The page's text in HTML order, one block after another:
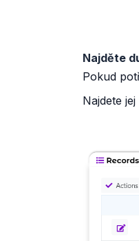
Najděte
Pokud
Najdete